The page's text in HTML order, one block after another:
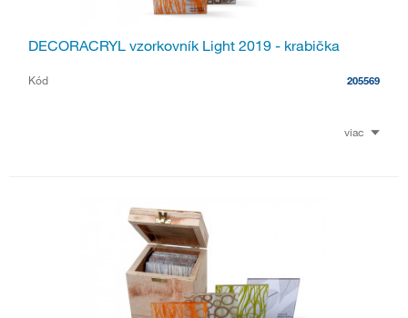
DECORACRYL vzorkovník Light 2019 - krabička
Kód 205569
viac